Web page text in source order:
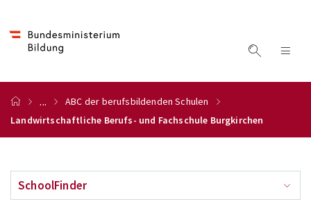
...
ABC der berufsbildenden Schulen
Landwirtschaftliche Berufs- und Fachschule Burgkirchen
SchoolFinder